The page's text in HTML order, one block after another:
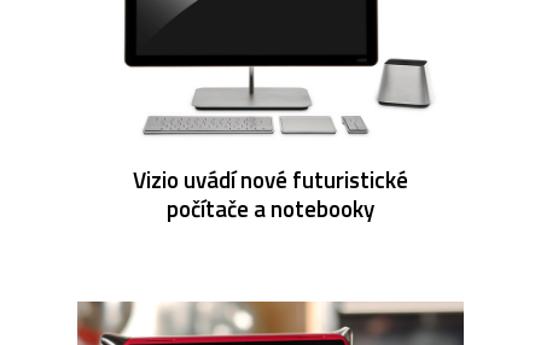
Vizio uvádí nové futuristické
počítače a notebooky